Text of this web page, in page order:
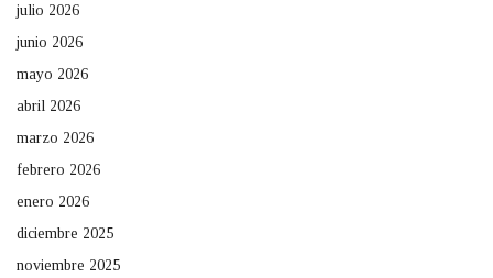
julio 2026
junio 2026
mayo 2026
abril 2026
marzo 2026
febrero 2026
enero 2026
diciembre 2025
noviembre 2025